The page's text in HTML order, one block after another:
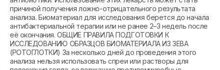
причиной получения ложно-отрицательного результата
анализа. Биоматериал для исследования берется до начала
антибактериальной терапии или не ранее 2–3 недель после
её окончания. ОБЩИЕ ПРАВИЛА ПОДГОТОВКИ К
ИССЛЕДОВАНИЮ ОБРАЗЦОВ БИОМАТЕРИАЛА ИЗ ЗЕВА
(РОТОГЛОТКИ) За несколько дней до проведения этого
анализа нельзя использовать спреи или растворы для